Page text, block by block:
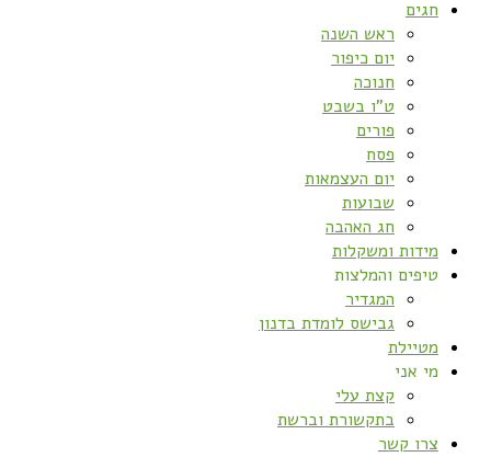
חגים
ראש השנה
יום כיפור
חנוכה
ט”ו בשבט
פורים
פסח
יום העצמאות
שבועות
חג האהבה
מידות ומשקלות
טיפים והמלצות
המגדיר
גבישס לומדת בדנון
מטיילת
מי אני
קצת עלי
בתקשורת וברשת
צרו קשר